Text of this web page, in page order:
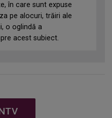
în care sunt expuse
pe alocuri, trăiri ale
o oglindă a
acest subiect.